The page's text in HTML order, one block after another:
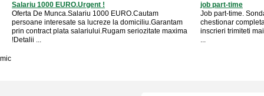
Salariu 1000 EURO.Urgent !
Oferta De Munca.Salariu 1000 EURO.Cautam
persoane interesate sa lucreze la domiciliu.Garantam
prin contract plata salariului.Rugam seriozitate maxima
!Detalii ...
job part-time
Job part-time.
chestionar
inscrieri trimiteti
...
mic